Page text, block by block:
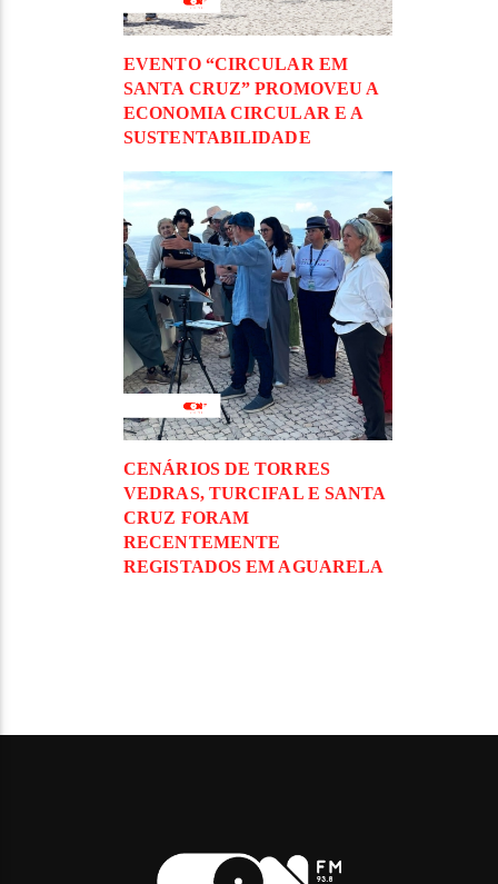
EVENTO “CIRCULAR EM
SANTA CRUZ” PROMOVEU A
ECONOMIA CIRCULAR E A
SUSTENTABILIDADE
CENÁRIOS DE TORRES
VEDRAS, TURCIFAL E SANTA
CRUZ FORAM
RECENTEMENTE
REGISTADOS EM AGUARELA